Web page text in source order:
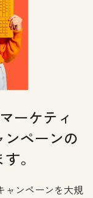
ーケティ
ペーンの
。
ャンペーンを大規